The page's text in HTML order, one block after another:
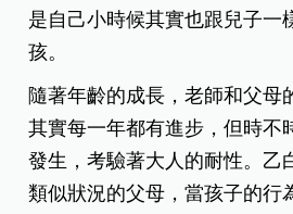
是自己小時候其實也跟兒子一
孩。
隨著年齡的成長，老師和父母
其實每一年都有進步，但時不
發生，考驗著大人的耐性。乙
類似狀況的父母，當孩子的行